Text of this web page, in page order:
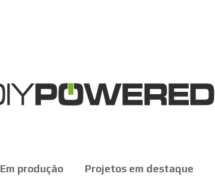
Em produção Projetos em destaque